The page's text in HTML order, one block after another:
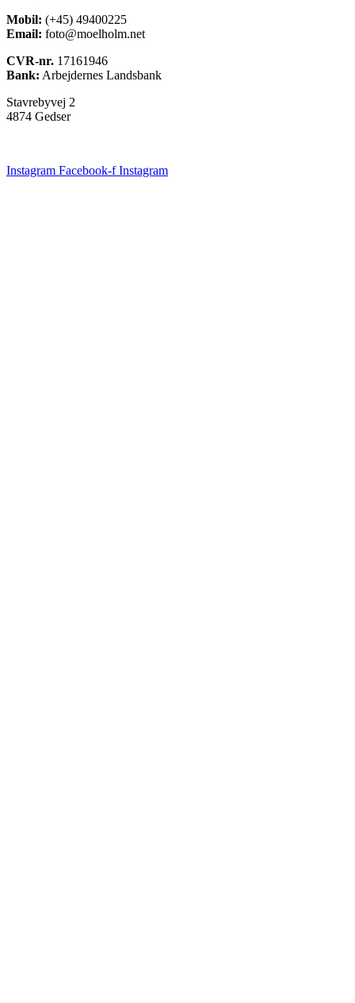
Mobil: (+45) 49400225
Email: foto@moelholm.net
CVR-nr. 17161946
Bank: Arbejdernes Landsbank
Stavrebyvej 2
4874 Gedser
Instagram Facebook-f Instagram